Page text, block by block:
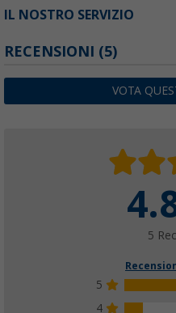
IL NOSTRO SERVIZIO
RECENSIONI (5)
VOTA
5
5
4